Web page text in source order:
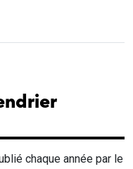
chaque année par le